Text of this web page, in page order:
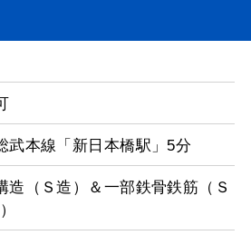
武本線「新日本橋駅」5分
造（Ｓ造）＆一部鉄骨鉄筋（Ｓ